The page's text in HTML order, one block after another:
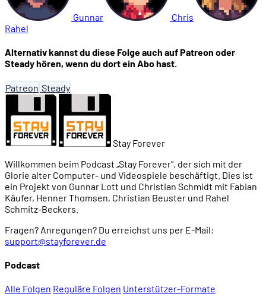
Gunnar
Chris
Rahel
Alternativ kannst du diese Folge auch auf Patreon oder
Steady hören, wenn du dort ein Abo hast.
Patreon Steady
Stay Forever
Willkommen beim Podcast „Stay Forever", der sich mit der
Glorie alter Computer- und Videospiele beschäftigt. Dies ist
ein Projekt von Gunnar Lott und Christian Schmidt mit Fabian
Käufer, Henner Thomsen, Christian Beuster und Rahel
Schmitz-Beckers.
Fragen? Anregungen? Du erreichst uns per E-Mail:
support@stayforever.de
Podcast
Alle Folgen Reguläre Folgen Unterstützer-Formate